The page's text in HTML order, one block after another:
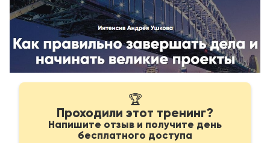
🏆
Проходили этот тренинг?
Напишите отзыв и получите день
бесплатного доступа